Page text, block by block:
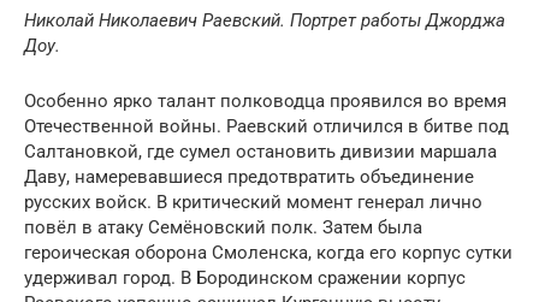
Николай Николаевич Раевский. Портрет работы Джорджа
Доу.
Особенно ярко талант полководца проявился во время
Отечественной войны. Раевский отличился в битве под
Салтановкой, где сумел остановить дивизии маршала
Даву, намеревавшиеся предотвратить объединение
русских войск. В критический момент генерал лично
повёл в атаку Семёновский полк. Затем была
героическая оборона Смоленска, когда его корпус сутки
удерживал город. В Бородинском сражении корпус